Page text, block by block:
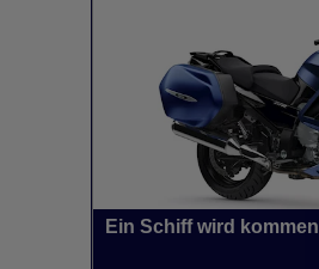
Ein Schiff wird kommen